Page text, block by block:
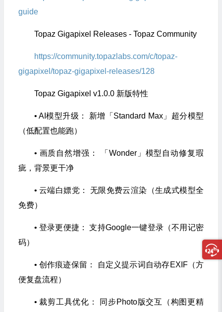
guide
Topaz Gigapixel Releases - Topaz Community
https://community.topazlabs.com/c/topaz-
gigapixel/topaz-gigapixel-releases/128
Topaz Gigapixel v1.0.0 新版特性
• AI模型升级： 新增「Standard Max」超分模型
（低配置也能跑）
• 画质自然增强： 「Wonder」模型自动修复瑕
疵，背景更干净
• 云端白嫖党： 无限免费云渲染（生成式模型全
免费）
• 登录更便捷： 支持Google一键登录（不用记密
码）
• 创作痕迹保留： 自定义提示词自动存EXIF（方
便复盘流程）
• 裁剪工具优化： 同步Photo版交互（构图更精